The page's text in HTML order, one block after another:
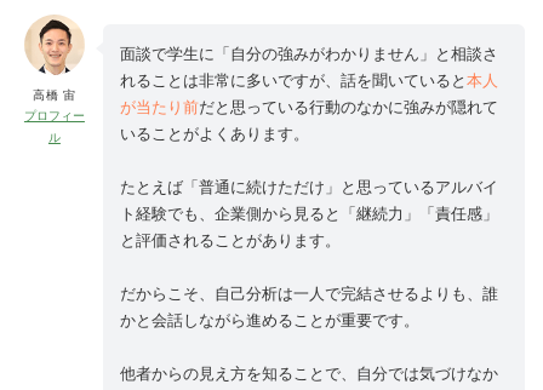
高橋 宙
プロフィー
ル
面談で学生に「自分の強みがわかりません」と相談さ
れることは非常に多いですが、話を聞いていると 本人
が当たり前だと思っている行動のなかに強みが隠れて
いることがよくあります。
たとえば「普通に続けただけ」と思っているアルバイ
ト経験でも、企業側から見ると「継続力」「責任感」
と評価されることがあります。
だからこそ、自己分析は一人で完結させるよりも、誰
かと会話しながら進めることが重要です。
他者からの見え方を知ることで、自分では気づけなか